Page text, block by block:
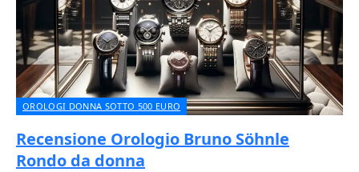
OROLOGI DONNA SOTTO 500 EURO
Recensione Orologio Bruno Söhnle
Rondo da donna